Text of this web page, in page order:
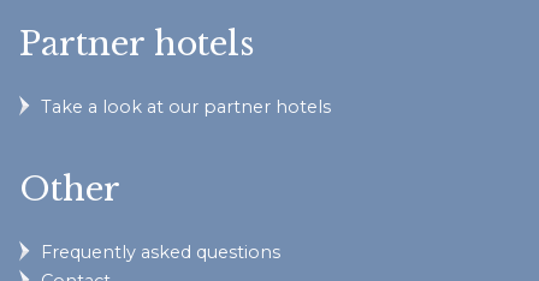
Partner hotels
Take a look at our partner hotels
Other
Frequently asked questions